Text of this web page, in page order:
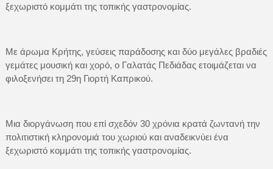
ξεχωριστό κομμάτι της τοπικής γαστρονομίας.
Με άρωμα Κρήτης, γεύσεις παράδοσης και δύο μεγάλες βραδιές
γεμάτες μουσική και χορό, ο Γαλατάς Πεδιάδας ετοιμάζεται να
φιλοξενήσει τη 29η Γιορτή Καπρικού.
Μια διοργάνωση που επί σχεδόν 30 χρόνια κρατά ζωντανή την
πολιτιστική κληρονομιά του χωριού και αναδεικνύει ένα
ξεχωριστό κομμάτι της τοπικής γαστρονομίας.